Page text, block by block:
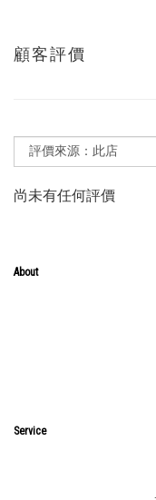
顧客評價
尚未有任何評價
About
Service